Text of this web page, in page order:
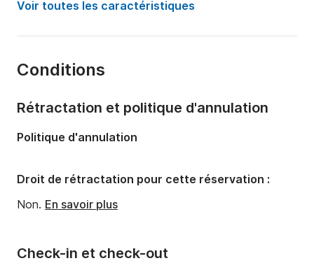
Capacité à bord:
Voir toutes les caractéristiques
Conditions
Check-in et check-out
Rétractation et politique d'annulation
Politique d'annulation
Droit de rétractation pour cette réservation :
Non. En savoir plus